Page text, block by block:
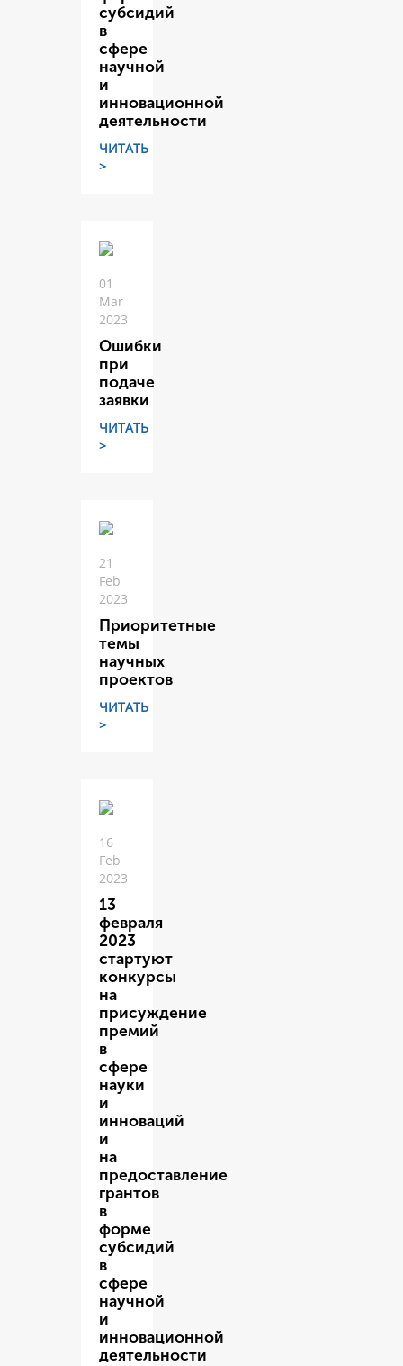
субсидий
в
сфере
научной
и
инновационной
деятельности
ЧИТАТЬ
>
01
Mar
2023
Ошибки
при
подаче
заявки
ЧИТАТЬ
>
21
Feb
2023
Приоритетные
темы
научных
проектов
ЧИТАТЬ
>
16
Feb
2023
13
февраля
2023
стартуют
конкурсы
на
присуждение
премий
в
сфере
науки
и
инноваций
и
на
предоставление
грантов
в
форме
субсидий
в
сфере
научной
и
инновационной
деятельности